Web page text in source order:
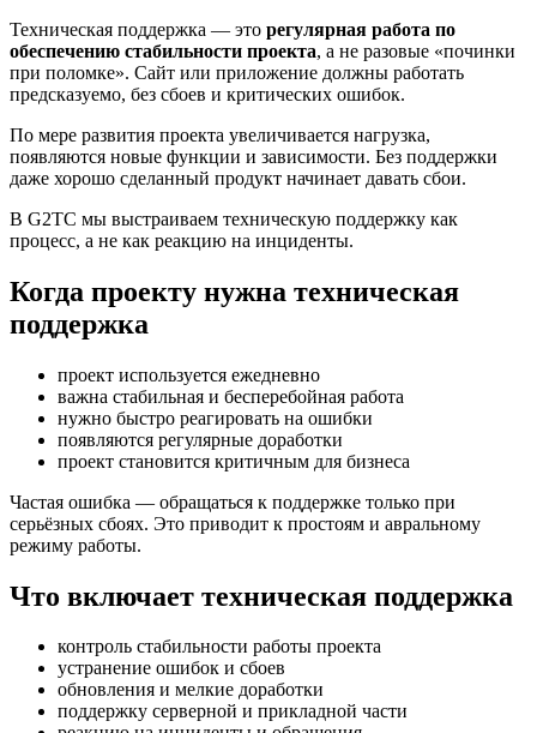
Техническая поддержка — это регулярная работа по
обеспечению стабильности проекта, а не разовые «починки
при поломке». Сайт или приложение должны работать
предсказуемо, без сбоев и критических ошибок.
По мере развития проекта увеличивается нагрузка,
появляются новые функции и зависимости. Без поддержки
даже хорошо сделанный продукт начинает давать сбои.
В G2TC мы выстраиваем техническую поддержку как
процесс, а не как реакцию на инциденты.
Когда проекту нужна техническая
поддержка
проект используется ежедневно
важна стабильная и бесперебойная работа
нужно быстро реагировать на ошибки
появляются регулярные доработки
проект становится критичным для бизнеса
Частая ошибка — обращаться к поддержке только при
серьёзных сбоях. Это приводит к простоям и авральному
режиму работы.
Что включает техническая поддержка
контроль стабильности работы проекта
устранение ошибок и сбоев
обновления и мелкие доработки
поддержку серверной и прикладной части